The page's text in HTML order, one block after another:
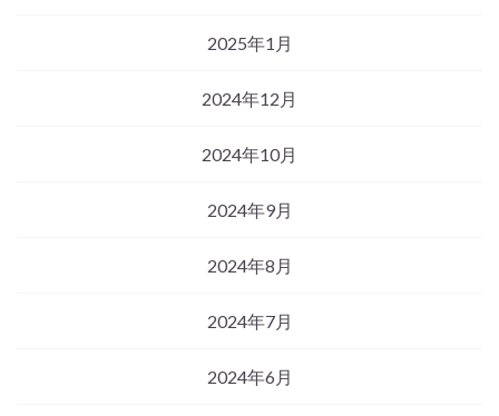
2025年1月
2024年12月
2024年10月
2024年9月
2024年8月
2024年7月
2024年6月